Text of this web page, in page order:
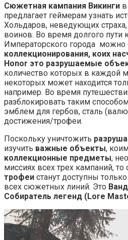
Сюжетная кампания Викинги
предлагает геймерам узнать
Хольдаров, неведующих
воинов. Во время долгого
Императорского города можно
коллекционирования, коих
Honor это разрушаемые
количество которых в каждой
некоторых может находится
например. Во время
разблокировать таким
эмблем для гербов, сталь
достижения/трофеи.
Поскольку уничтожить
изучить важные объекты,
коллекционные предметы,
миссиях всех трех кампаний, то
трофеи станут доступны
всех сюжетных линий. Это
Собиратель легенд (Lore